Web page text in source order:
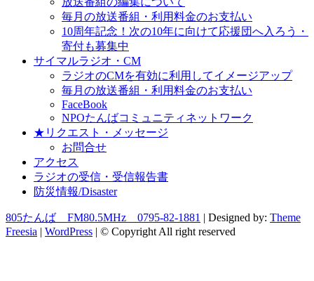
毎月の放送番組・利用料金のお支払い
10周年記念！次の10年に向けて応援団へ入ろう・
寄付も募集中
サイマルラジオ・CM
ラジオのCMを有効に利用してイメージアップ
毎月の放送番組・利用料金のお支払い
FaceBook
NPOたんばコミュニティネットワーク
★リクエスト・メッセージ
お問合せ
アクセス
ラジオの受信・受信報告書
防災情報/Disaster
805たんば FM80.5MHz 0795-82-1881 | Designed by: Theme
Freesia | WordPress | © Copyright All right reserved